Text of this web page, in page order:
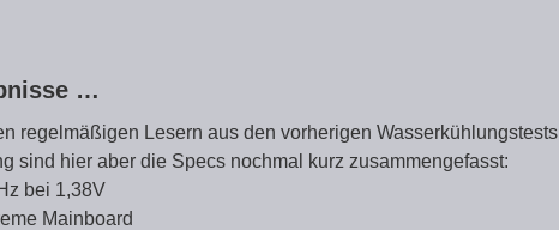
…
regelmäßigen Lesern aus den vorherigen Wasserkühlungstests
sind hier aber die Specs nochmal kurz zusammengefasst:
bei 1,38V
Mainboard